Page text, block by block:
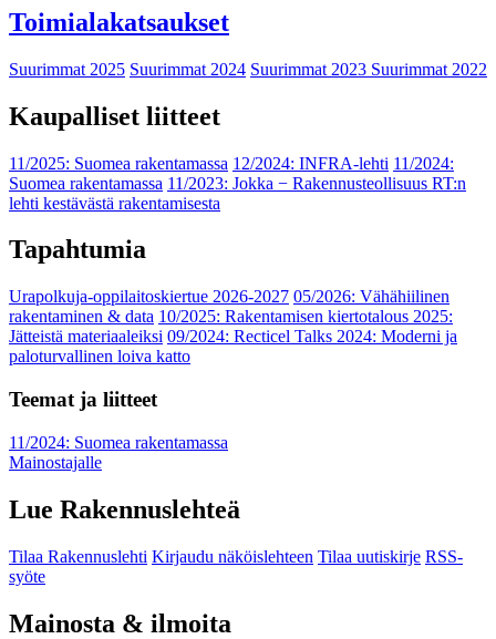
Toimialakatsaukset
Suurimmat 2025 Suurimmat 2024 Suurimmat 2023 Suurimmat 2022
Kaupalliset liitteet
11/2025: Suomea rakentamassa 12/2024: INFRA-lehti 11/2024:
Suomea rakentamassa 11/2023: Jokka − Rakennusteollisuus RT:n
lehti kestävästä rakentamisesta
Tapahtumia
Urapolkuja-oppilaitoskiertue 2026-2027 05/2026: Vähähiilinen
rakentaminen & data 10/2025: Rakentamisen kiertotalous 2025:
Jätteistä materiaaleiksi 09/2024: Recticel Talks 2024: Moderni ja
paloturvallinen loiva katto
Teemat ja liitteet
11/2024: Suomea rakentamassa
Mainostajalle
Lue Rakennuslehteä
Tilaa Rakennuslehti Kirjaudu näköislehteen Tilaa uutiskirje RSS-
syöte
Mainosta & ilmoita